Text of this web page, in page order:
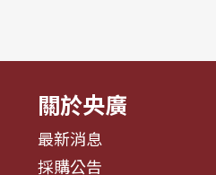
關於央廣
最新消息
採購公告